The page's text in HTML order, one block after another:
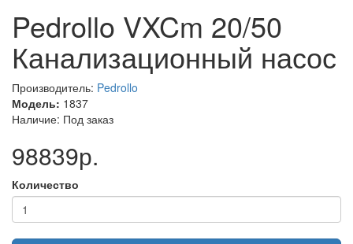
работе у VXC 15-20-30/50 380 мм, а у VXC 15-20-30/70 430
мм. " Однофазные модели так же оснащены поплавковым
выключателем. Длина сетевого кабеля 10 метров.
Макс. напор м.
12.00
Напряжение сети, В
Pedrollo VXCm 20/50
Канализационный насос
Производитель: Pedrollo
Модель: 1837
Наличие: Под заказ
98839р.
Количество